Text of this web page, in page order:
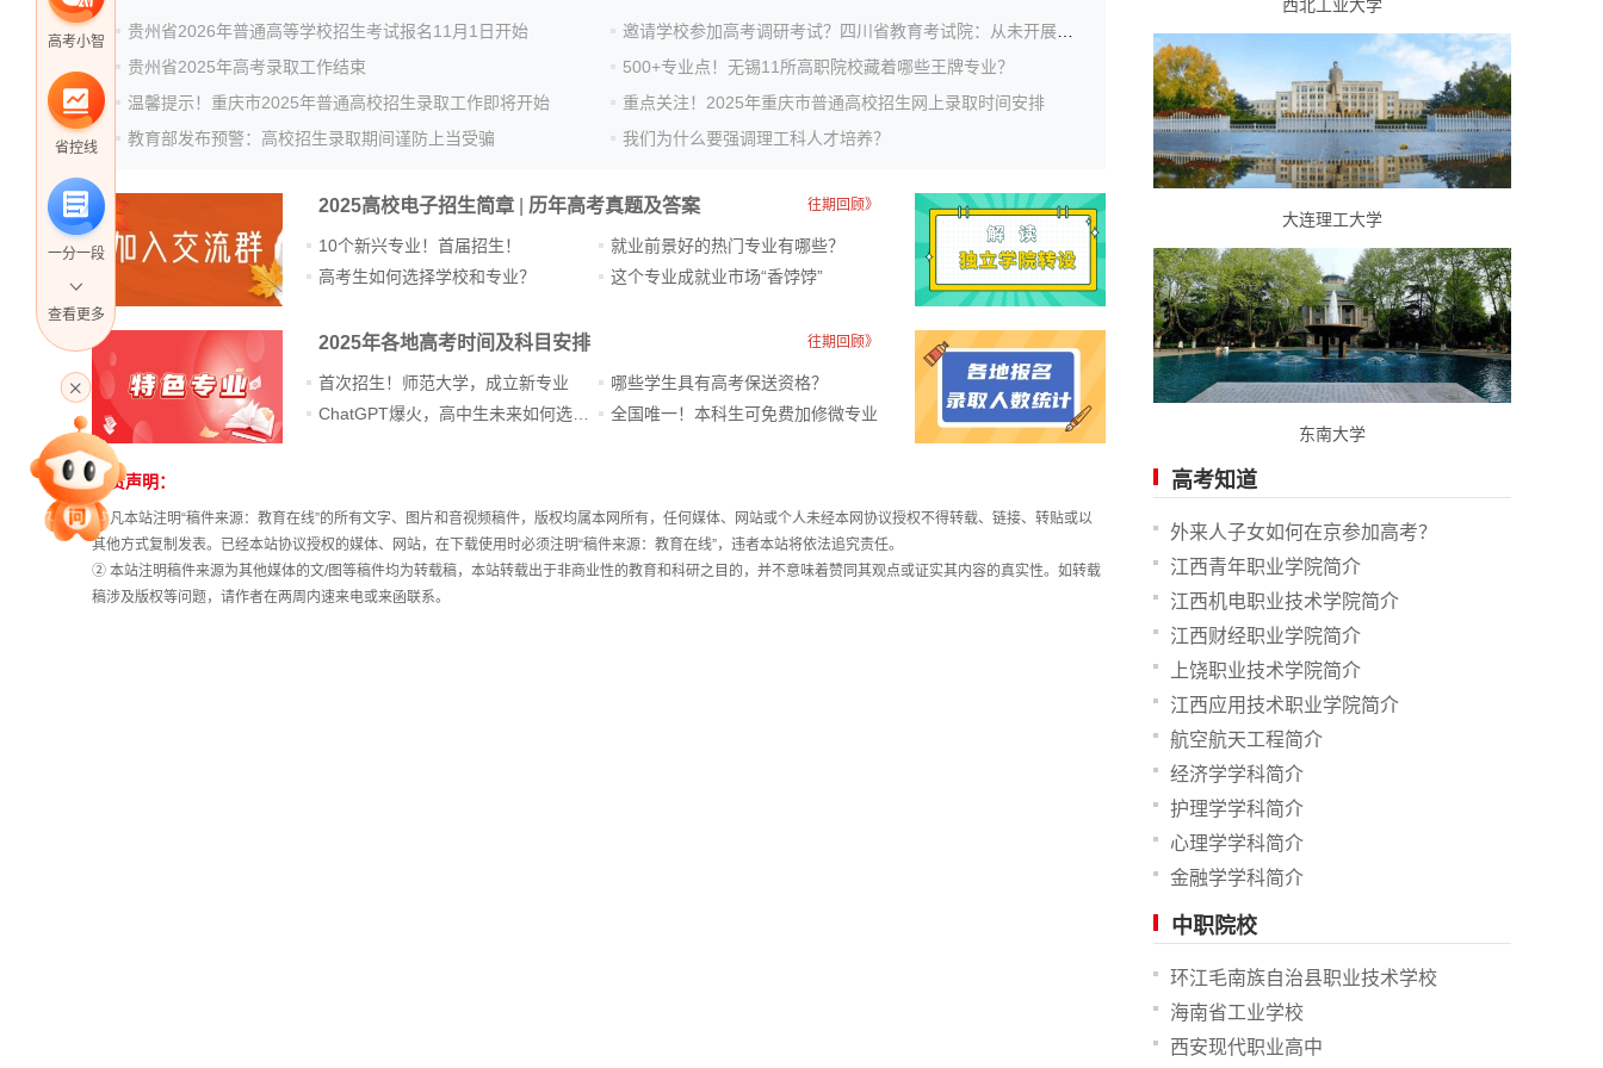
高考小智
省控线
一分一段
高考直播
专家指导课
院校排行
查看更多
贵州省2026年普通高等学校招生考试报名11月1日开始
贵州省2025年高考录取工作结束
500+专业点！无锡11所高职院校藏着哪些王牌专业？
温馨提示！重庆市2025年普通高校招生录取工作即将开始
重点关注！2025年重庆市普通高校招生网上录取时间安排
教育部发布预警：高校招生录取期间谨防上当受骗
我们为什么要强调理工科人才培养？
2025高校电子招生简章 历年高考真题及答案 往期回顾》
10个新兴专业！首届招生！
高考生如何选择学校和专业？
就业前景好的热门专业有哪些？
这个专业成就业市场“香饽饽”​
2025年各地高考时间及科目安排 往期回顾》
首次招生！师范大学，成立新专业
哪些学生具有高考保送资格？
全国唯一！本科生可免费加修微专业
免责声明：
① 凡本站注明“稿件来源：教育在线”的所有文字、图片和音视频稿件，版权均属本网所有，任何媒体、网站或个人未经本网协议授权不得转载、链接、转贴或以
其他方式复制发表。已经本站协议授权的媒体、网站，在下载使用时必须注明“稿件来源：教育在线”，违者本站将依法追究责任。
② 本站注明稿件来源为其他媒体的文/图等稿件均为转载稿，本站转载出于非商业性的教育和科研之目的，并不意味着赞同其观点或证实其内容的真实性。如转载
稿涉及版权等问题，请作者在两周内速来电或来函联系。
西北工业大学
大连理工大学
东南大学
高考知道
外来人子女如何在京参加高考？
江西青年职业学院简介
江西机电职业技术学院简介
江西财经职业学院简介
上饶职业技术学院简介
江西应用技术职业学院简介
航空航天工程简介
经济学学科简介
护理学学科简介
心理学学科简介
金融学学科简介
中职院校
环江毛南族自治县职业技术学校
海南省工业学校
西安现代职业高中